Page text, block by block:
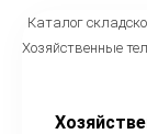
Каталог
Хозяйственные